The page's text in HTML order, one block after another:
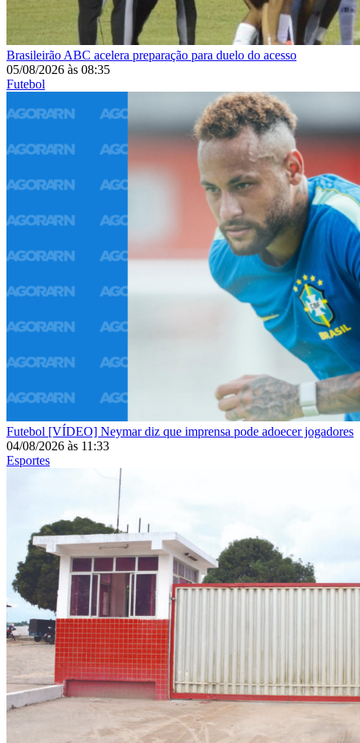
Brasileirão ABC acelera preparação para duelo do acesso
05/08/2026 às 08:35
Futebol
Futebol [VÍDEO] Neymar diz que imprensa pode adoecer jogadores
04/08/2026 às 11:33
Esportes